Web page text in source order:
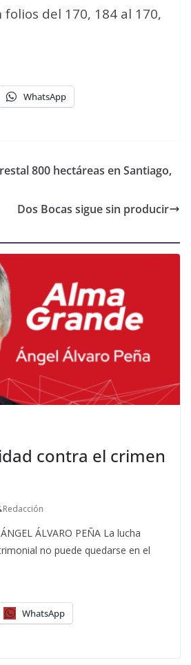
del 170, 184 al 170,
WhatsApp
800 hectáreas en Santiago,
Dos Bocas sigue sin producir
contra el crimen
Redacción
ÁLVARO PEÑA La lucha
no puede quedarse en el
WhatsApp